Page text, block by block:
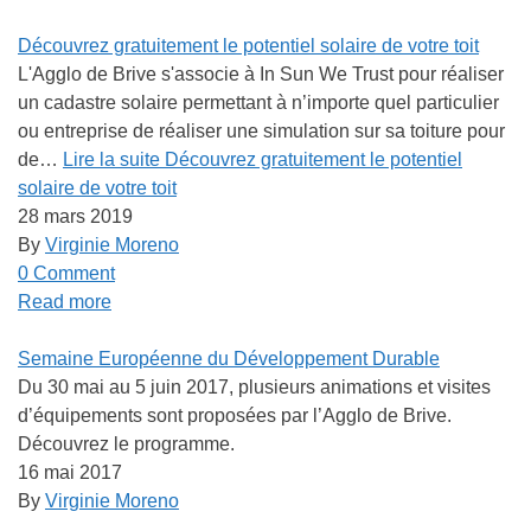
Découvrez gratuitement le potentiel solaire de votre toit
L'Agglo de Brive s'associe à In Sun We Trust pour réaliser
un cadastre solaire permettant à n’importe quel particulier
ou entreprise de réaliser une simulation sur sa toiture pour
de… Lire la suite Découvrez gratuitement le potentiel
solaire de votre toit
28 mars 2019
By Virginie Moreno
0 Comment
Read more
Semaine Européenne du Développement Durable
Du 30 mai au 5 juin 2017, plusieurs animations et visites
d’équipements sont proposées par l’Agglo de Brive.
Découvrez le programme.
16 mai 2017
By Virginie Moreno